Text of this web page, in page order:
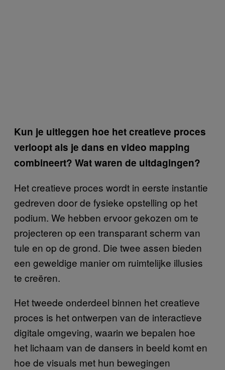
Kun je uitleggen hoe het creatieve proces
verloopt als je dans en video mapping
combineert? Wat waren de uitdagingen?
Het creatieve proces wordt in eerste instantie
gedreven door de fysieke opstelling op het
podium. We hebben ervoor gekozen om te
projecteren op een transparant scherm van
tule en op de grond. Die twee assen bieden
een geweldige manier om ruimtelijke illusies
te creëren.
Het tweede onderdeel binnen het creatieve
proces is het ontwerpen van de interactieve
digitale omgeving, waarin we bepalen hoe
het lichaam van de dansers in beeld komt en
hoe de visuals met hun bewegingen